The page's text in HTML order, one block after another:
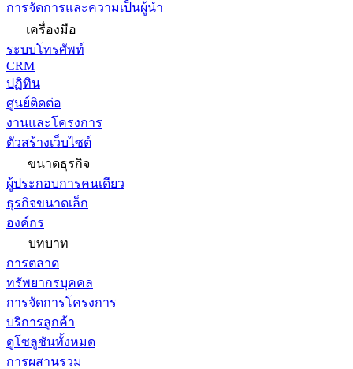
การจัดการและความเป็นผู้นำ
เครื่องมือ
ระบบโทรศัพท์
CRM
ปฏิทิน
ศูนย์ติดต่อ
งานและโครงการ
ตัวสร้างเว็บไซต์
ขนาดธุรกิจ
ผู้ประกอบการคนเดียว
ธุรกิจขนาดเล็ก
องค์กร
บทบาท
การตลาด
ทรัพยากรบุคคล
การจัดการโครงการ
บริการลูกค้า
ดูโซลูชันทั้งหมด
การผสานรวม